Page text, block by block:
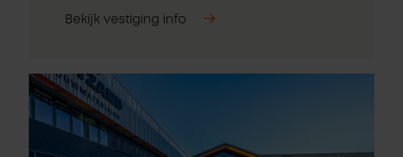
Bekijk vestiging info